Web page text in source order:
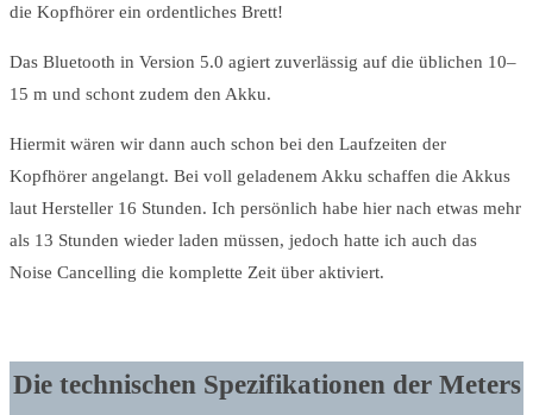
die Kopfhörer ein ordentliches Brett!
Das Bluetooth in Version 5.0 agiert zuverlässig auf die üblichen 10–
15 m und schont zudem den Akku.
Hiermit wären wir dann auch schon bei den Laufzeiten der
Kopfhörer angelangt. Bei voll geladenem Akku schaffen die Akkus
laut Hersteller 16 Stunden. Ich persönlich habe hier nach etwas mehr
als 13 Stunden wieder laden müssen, jedoch hatte ich auch das
Noise Cancelling die komplette Zeit über aktiviert.
Die technischen Spezifikationen der Meters